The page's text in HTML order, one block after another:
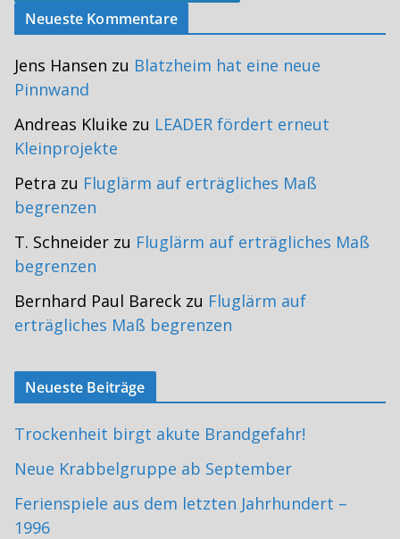
Neueste Kommentare
Jens Hansen zu Blatzheim hat eine neue
Pinnwand
Andreas Kluike zu LEADER fördert erneut
Kleinprojekte
Petra zu Fluglärm auf erträgliches Maß
begrenzen
T. Schneider zu Fluglärm auf erträgliches Maß
begrenzen
Bernhard Paul Bareck zu Fluglärm auf
erträgliches Maß begrenzen
Neueste Beiträge
Trockenheit birgt akute Brandgefahr!
Neue Krabbelgruppe ab September
Ferienspiele aus dem letzten Jahrhundert –
1996